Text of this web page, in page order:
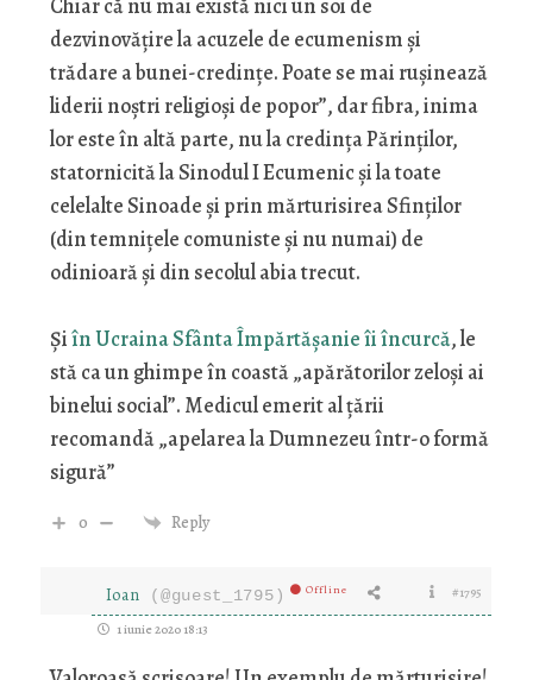
Chiar că nu mai există nici un soi de
dezvinovățire la acuzele de ecumenism și
trădare a bunei-credințe. Poate se mai rușinează
liderii noștri religioși de popor”, dar fibra, inima
lor este în altă parte, nu la credința Părinților,
statornicită la Sinodul I Ecumenic și la toate
celelalte Sinoade și prin mărturisirea Sfinților
(din temnițele comuniste și nu numai) de
odinioară și din secolul abia trecut.
Șiîn Ucraina Sfânta Împărtășanie îi încurcă, le
stă ca un ghimpe în coastă „apărătorilor zeloși ai
binelui social”. Medicul emerit al țării
recomandă „apelarea la Dumnezeu într-o formă
sigură”
0 Reply
Ioan (@guest_1795) Offline #1795
1 iunie 2020 18:13